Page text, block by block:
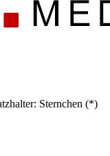
Sternchen (*)